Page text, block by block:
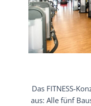
Das FITNESS-
aus: Alle fünf